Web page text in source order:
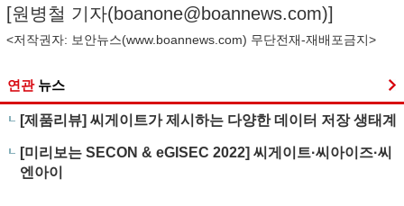
[원병철 기자(boanone@boannews.com)]
<저작권자: 보안뉴스(www.boannews.com) 무단전재-재배포금지>
연관 뉴스
[제품리뷰] 씨게이트가 제시하는 다양한 데이터 저장 생태계
[미리보는 SECON & eGISEC 2022] 씨게이트·씨아이즈·씨
엔아이